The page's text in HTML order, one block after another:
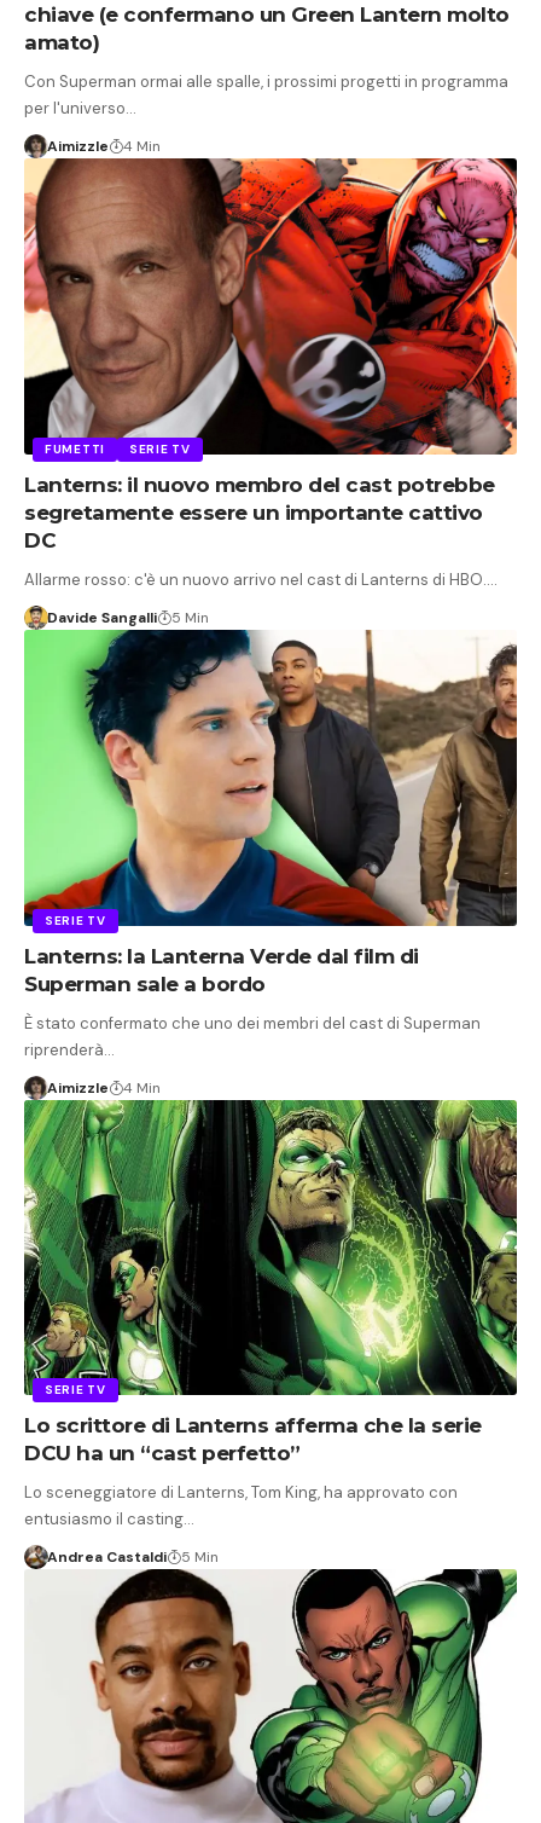
chiave (e confermano un Green Lantern molto
amato)
Con Superman ormai alle spalle, i prossimi progetti in programma
per l'universo…
Aimizzle 4 Min
FUMETTI SERIE TV
Lanterns: il nuovo membro del cast potrebbe
segretamente essere un importante cattivo
DC
Allarme rosso: c'è un nuovo arrivo nel cast di Lanterns di HBO.…
Davide Sangalli 5 Min
SERIE TV
Lanterns: la Lanterna Verde dal film di
Superman sale a bordo
È stato confermato che uno dei membri del cast di Superman
riprenderà…
Aimizzle 4 Min
SERIE TV
Lo scrittore di Lanterns afferma che la serie
DCU ha un “cast perfetto”
Lo sceneggiatore di Lanterns, Tom King, ha approvato con
entusiasmo il casting…
Andrea Castaldi 5 Min